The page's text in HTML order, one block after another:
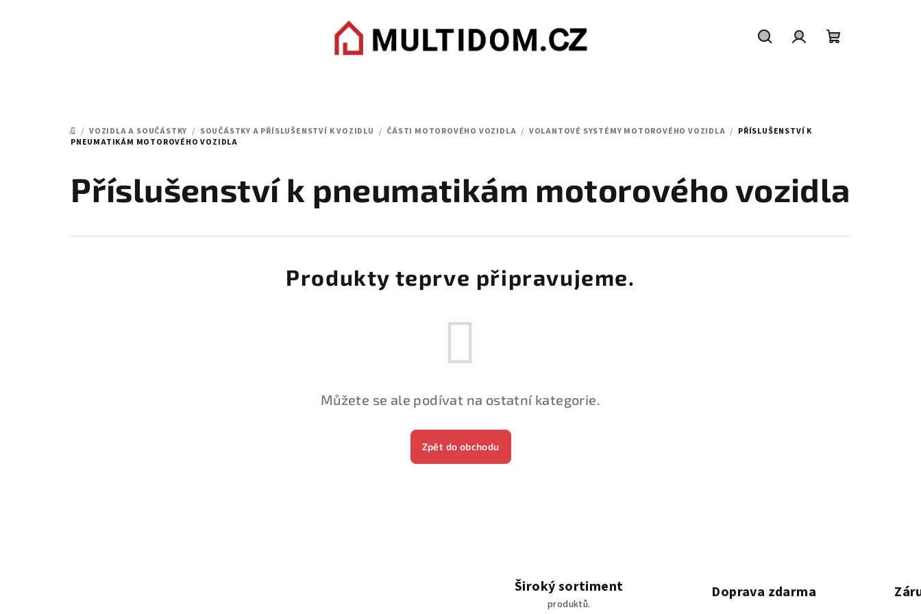
DOMŮ
/ VOZIDLA A SOUČÁSTKY / SOUČÁSTKY A PŘÍSLUŠENSTVÍ K VOZIDLU / ČÁSTI MOTOROVÉHO VOZIDLA / VOLANTOVÉ SYSTÉMY MOTOROVÉHO VOZIDLA / PŘÍSLUŠENSTVÍ K
PNEUMATIKÁM MOTOROVÉHO VOZIDLA
Příslušenství k pneumatikám motorového vozidla
Produkty teprve připravujeme.
Můžete se ale podívat na ostatní kategorie.
Zpět do obchodu
Široký sortiment
produktů.
Doprava zdarma